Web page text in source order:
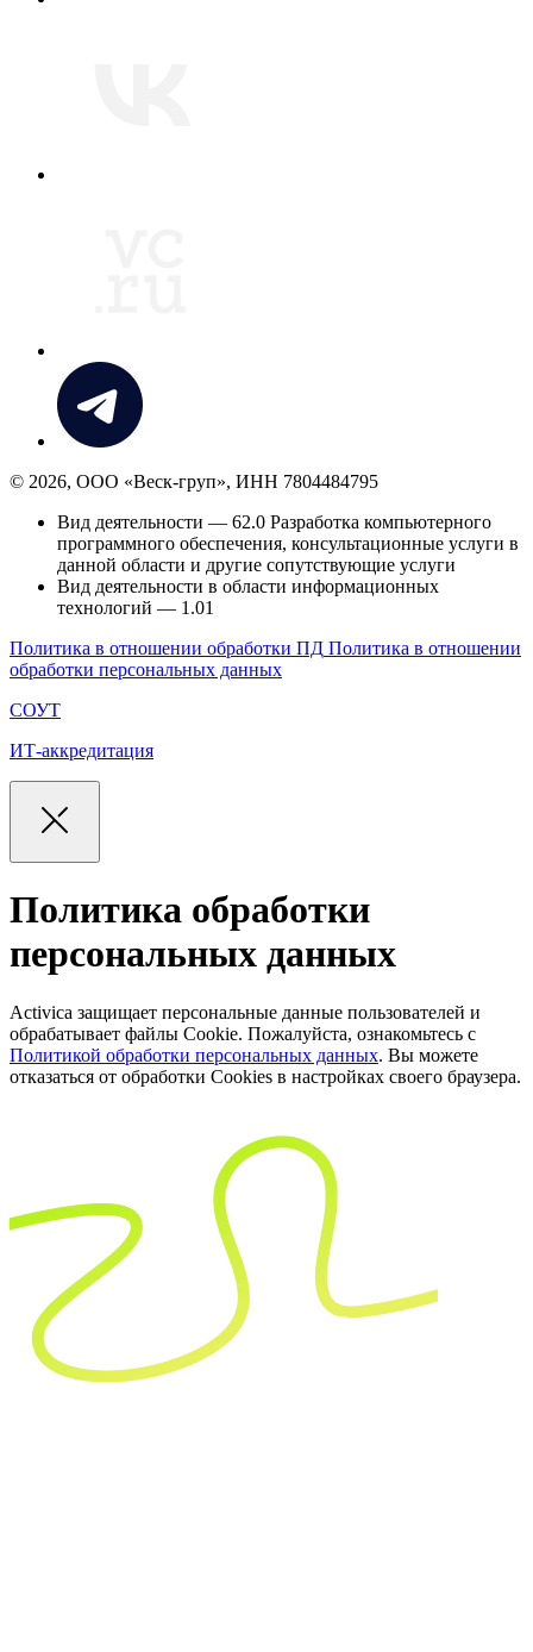
© 2026, ООО «Веск-груп», ИНН 7804484795
Вид деятельности — 62.0 Разработка компьютерного
программного обеспечения, консультационные услуги в
данной области и другие сопутствующие услуги
Вид деятельности в области информационных
технологий — 1.01
Политика в отношении обработки ПД Политика в отношении
обработки персональных данных
СОУТ
ИТ-аккредитация
Политика обработки
персональных данных
Activica защищает персональные данные пользователей и
обрабатывает файлы Cookie. Пожалуйста, ознакомьтесь с
Политикой обработки персональных данных. Вы можете
отказаться от обработки Cookies в настройках своего браузера.